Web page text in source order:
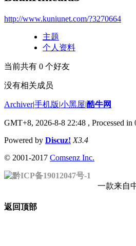
http://www.kuniunet.com/?3270664
主题
个人资料
当前共有 0 个好友
没有相关成员
Archiver|手机版|小黑屋|酷牛网
GMT+8, 2026-8-8 22:48 , Processed in
Powered by Discuz! X3.4
© 2001-2017 Comsenz Inc.
黔ICP备19012047号-1
一款来自
返回顶部